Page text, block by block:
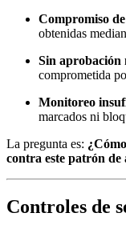
Compromiso
obtenidas
Sin
comprometida
Monitoreo
marcados ni
La pregunta es:
contra este patrón de
Controles de